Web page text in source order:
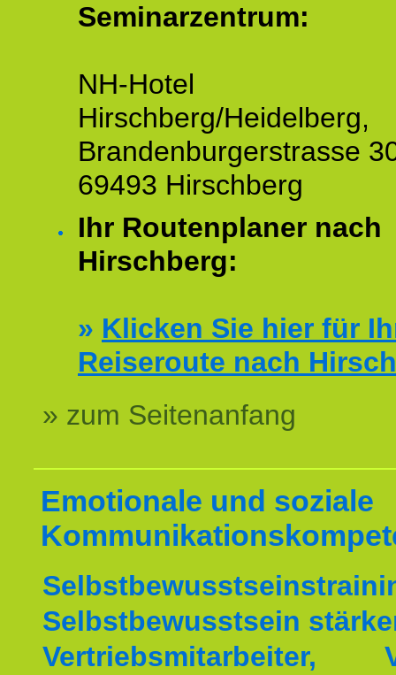
Seminarzentrum:
NH-Hotel
Hirschberg/Heidelberg,
Brandenburgerstrasse
69493 Hirschberg
Ihr Routenplaner nach
Hirschberg:
» Klicken Sie hier für
Reiseroute nach
» zum Seitenanfang
Emotionale und soziale
Selbstbewusstsein
Vertriebsmitarbeiter,